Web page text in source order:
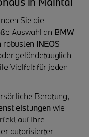
Sie die
Auswahl an BMW
robusten INEOS
geländetauglich
Vielfalt für jeden
Beratung,
wie
auf Ihre
autorisierter